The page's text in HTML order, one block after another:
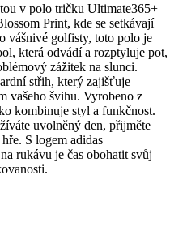
v polo tričku Ultimate365+
Print, kde se setkávají
vášnivé golfisty, toto polo je
která odvádí a rozptyluje pot,
zážitek na slunci.
střih, který zajišťuje
vašeho švihu. Vyrobeno z
kombinuje styl a funkčnost.
uvolněný den, přijměte
S logem adidas
rukávu je čas obohatit svůj